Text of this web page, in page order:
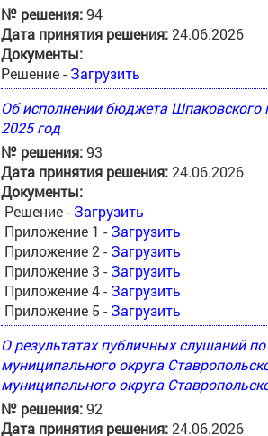
№ решения:94
Дата принятия решения:24.06.2026
Документы:
Решение - Загрузить
Об исполнении бюджета Шпаковского
2025 год
№ решения:93
Дата принятия решения:24.06.2026
Документы:
Решение - Загрузить
Приложение 1 - Загрузить
Приложение 2 - Загрузить
Приложение 3 - Загрузить
Приложение 4 - Загрузить
Приложение 5 - Загрузить
О результатах публичных слушаний
муниципального округа
муниципального округа
№ решения:92
Дата принятия решения:24.06.2026